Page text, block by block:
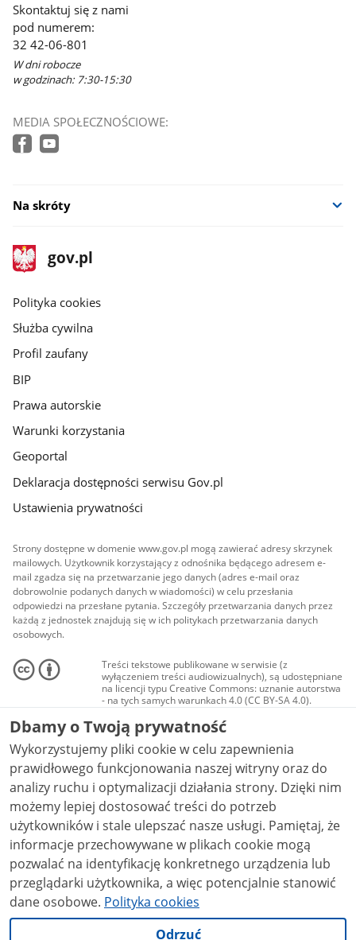
Skontaktuj się z nami
pod numerem:
32 42-06-801
W dni robocze
w godzinach: 7:30-15:30
MEDIA SPOŁECZNOŚCIOWE:
Na skróty
stopka
gov.pl
Strona
gov.pl
gov.pl
Polityka cookies
Służba cywilna
Profil zaufany
BIP
Prawa autorskie
Warunki korzystania
Geoportal
Deklaracja dostępności serwisu Gov.pl
Ustawienia prywatności
Strony dostępne w domenie www.gov.pl mogą zawierać adresy skrzynek
mailowych. Użytkownik korzystający z odnośnika będącego adresem e-
mail zgadza się na przetwarzanie jego danych (adres e-mail oraz
dobrowolnie podanych danych w wiadomości) w celu przesłania
odpowiedzi na przesłane pytania. Szczegóły przetwarzania danych przez
każdą z jednostek znajdują się w ich politykach przetwarzania danych
osobowych.
Treści tekstowe publikowane w serwisie (z
wyłączeniem treści audiowizualnych), są udostępniane
na licencji typu Creative Commons: uznanie autorstwa
- na tych samych warunkach 4.0 (CC BY-SA 4.0).
Materiały audiowizualne, w tym zdjęcia, materiały
audio i wideo, są udostępniane na licencji typu
Creative Commons: uznanie autorstwa użycie
niekomercyjne - bez utworów zależnych 4.0 (CC BY-
NC-ND 4.0), o ile nie jest to stwierdzone inaczej.
Dbamy o Twoją prywatność
Wykorzystujemy pliki cookie w celu zapewnienia
prawidłowego funkcjonowania naszej witryny oraz do
analizy ruchu i optymalizacji działania strony. Dzięki nim
możemy lepiej dostosować treści do potrzeb
użytkowników i stale ulepszać nasze usługi. Pamiętaj, że
informacje przechowywane w plikach cookie mogą
pozwalać na identyfikację konkretnego urządzenia lub
przeglądarki użytkownika, a więc potencjalnie stanowić
dane osobowe. Polityka cookies
Odrzuć